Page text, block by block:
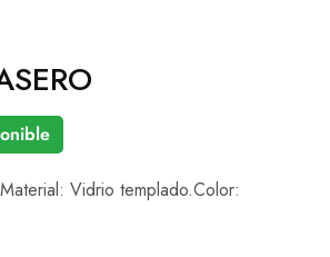
Vidrio templado.Color: